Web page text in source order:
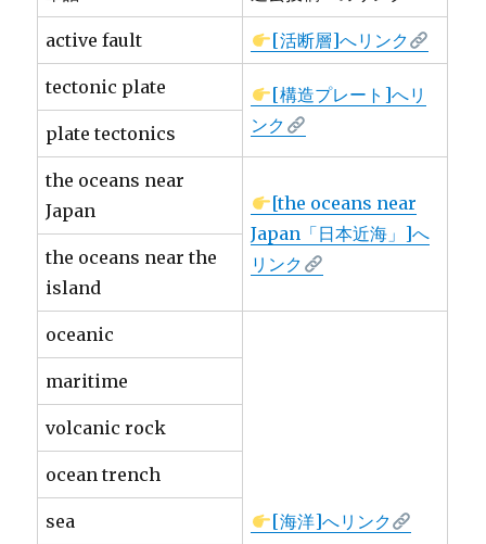
active fault [活断層]へリンク
tectonic plate
[構造プレート]へリ
ンク
plate tectonics
the oceans near
Japan
[the oceans near
Japan「日本近海」]へ
リンク
the oceans near the
island
oceanic
[海洋]へリンク
maritime
volcanic rock
ocean trench
sea